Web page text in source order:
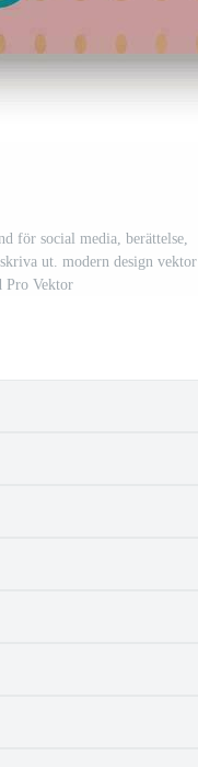
för social media, berättelse,
ut. modern design vektor
Pro Vektor